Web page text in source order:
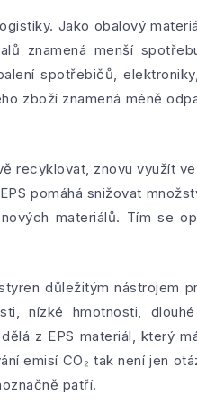
Jako obalový
znamená menší
spotřebičů,
zboží znamená méně
recyklovat, znovu využít
pomáhá snižovat
materiálů. Tím se
důležitým nástrojem
nízké hmotnosti,
z EPS materiál, který
emisí CO₂ tak není jen
patří.